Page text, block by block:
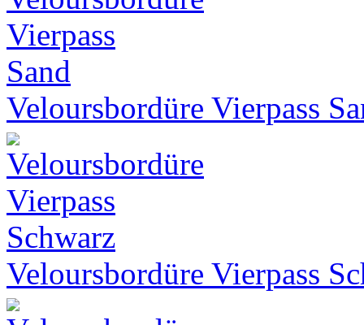
Veloursbordüre Vierpass
Veloursbordüre Vierpass